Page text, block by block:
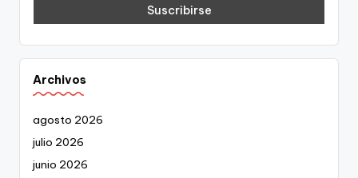
Archivos
agosto 2026
julio 2026
junio 2026